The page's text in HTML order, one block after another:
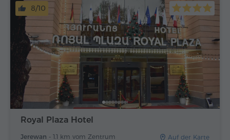
Royal Plaza Hotel
Jerewan - 1.1 km vom Zentrum Auf der Karte
8/10